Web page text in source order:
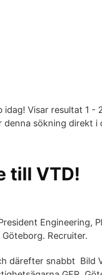
Visar resultat 1 -
denna sökning direkt i
till VTD!
Engineering,
Recruiter.
därefter snabbt Bild